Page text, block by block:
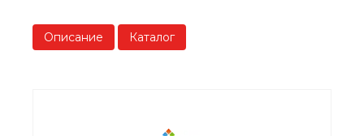
Описание Каталог